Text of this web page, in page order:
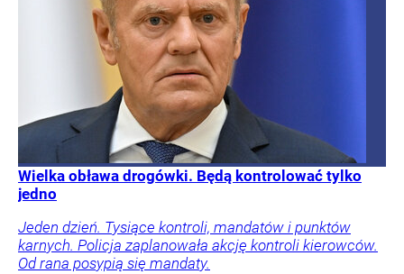
Wielka obława drogówki. Będą kontrolować tylko
jedno
Jeden dzień. Tysiące kontroli, mandatów i punktów
karnych. Policja zaplanowała akcję kontroli kierowców.
Od rana posypią się mandaty.